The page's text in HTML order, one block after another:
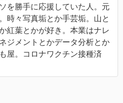
を勝手に応援していた人。元
時々写真垢とか手芸垢。山と
紅葉とかが好き。本業はナレ
ジメントとかデータ分析とか
屋。コロナワクチン接種済